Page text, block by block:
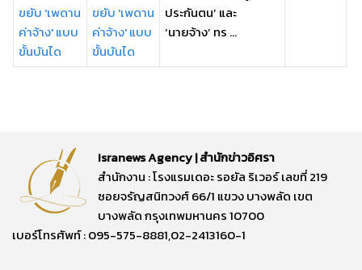
ขยับ 'เพดาน
ค่าจ้าง' แบบ
ขั้นบันได
ประกันตน’ และ
‘นายจ้าง’ ทร ...
Isranews Agency | สำนักข่าวอิศรา
สำนักงาน : โรงแรมเดอะ รอยัล ริเวอร์ เลขที่ 219
ซอยจรัญสนิทวงศ์ 66/1 แขวง บางพลัด เขต
บางพลัด กรุงเทพมหานคร 10700
เบอร์โทรศัพท์ : 095-575-8881,02-2413160-1